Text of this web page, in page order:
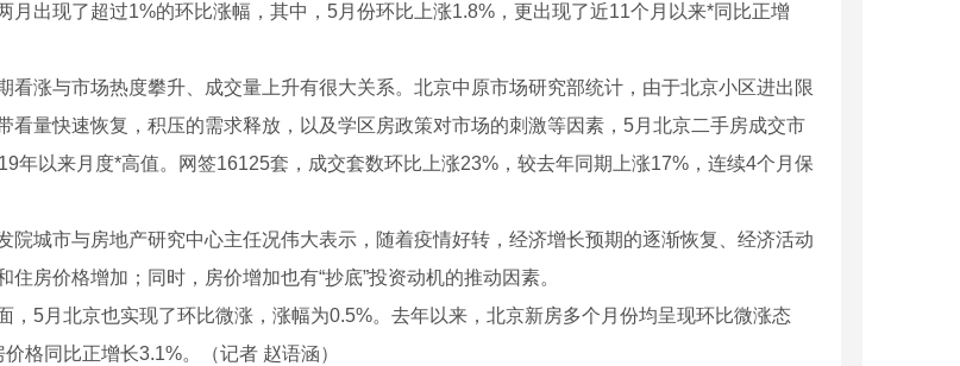
月出现了超过1%的环比涨幅，其中，5月份环比上涨1.8%，更出现了近11个月以来*同比正增
涨与市场热度攀升、成交量上升有很大关系。北京中原市场研究部统计，由于北京小区进出限
看量快速恢复，积压的需求释放，以及学区房政策对市场的刺激等因素，5月北京二手房成交市
年以来月度*高值。网签16125套，成交套数环比上涨23%，较去年同期上涨17%，连续4个月保
城市与房地产研究中心主任况伟大表示，随着疫情好转，经济增长预期的逐渐恢复、经济活动
住房价格增加；同时，房价增加也有“抄底”投资动机的推动因素。
5月北京也实现了环比微涨，涨幅为0.5%。去年以来，北京新房多个月份均呈现环比微涨态
格同比正增长3.1%。（记者 赵语涵）